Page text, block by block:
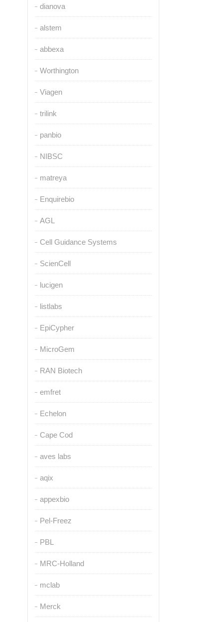
dianova
alstem
abbexa
Worthington
Viagen
trilink
panbio
NIBSC
matreya
Enquirebio
AGL
Cell Guidance Systems
ScienCell
lucigen
listlabs
EpiCypher
MicroGem
RAN Biotech
emfret
Echelon
Cape Cod
aves labs
aqix
appexbio
Pel-Freez
PBL
MRC-Holland
mclab
Merck